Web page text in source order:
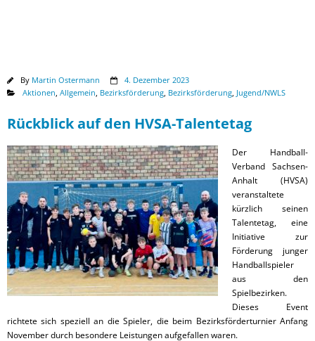
By Martin Ostermann
4. Dezember 2023
Aktionen Allgemein Bezirksförderung Bezirksförderung Jugend/NWLS
Rückblick auf den HVSA-Talentetag
Der Handball-
Verband Sachsen-
Anhalt (HVSA)
veranstaltete
kürzlich seinen
Talentetag, eine
Initiative zur
Förderung junger
Handballspieler
aus den
Spielbezirken.
Dieses Event
richtete sich speziell an die Spieler, die beim Bezirksförderturnier Anfang
November durch besondere Leistungen aufgefallen waren.